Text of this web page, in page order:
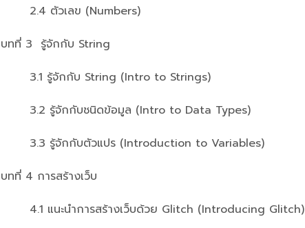
2.4 ตัวเลข (Numbers)
บทที่ 3 รู้จักกับ String
3.1 รู้จักกับ String (Intro to Strings)
3.2 รู้จักกับชนิดข้อมูล (Intro to Data Types)
3.3 รู้จักกับตัวแปร (Introduction to Variables)
บทที่ 4 การสร้างเว็บ
4.1 แนะนำการสร้างเว็บด้วย Glitch (Introducing Glitch)